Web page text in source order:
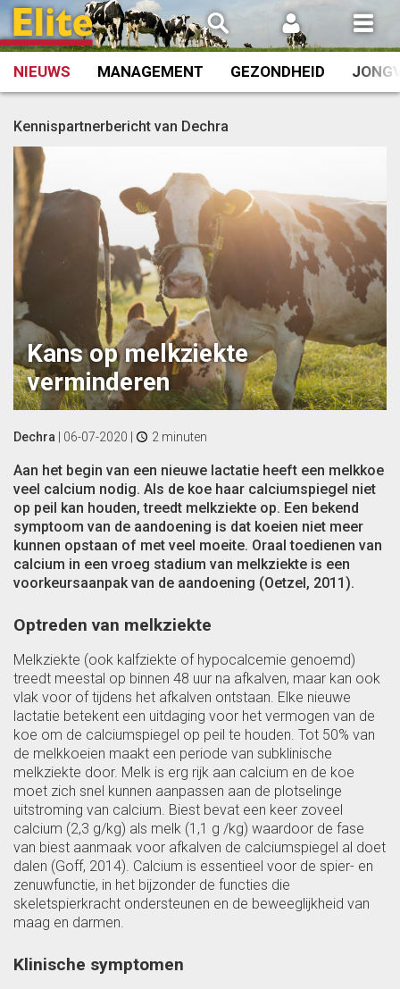
Spring
naar
inhoud
NIEUWS MANAGEMENT GEZONDHEID
Kennispartnerbericht van Dechra
Kans op melkziekte
verminderen
Dechra 06-07-2020 2 minuten
Aan het begin van een nieuwe lactatie heeft een melkkoe
veel calcium nodig. Als de koe haar calciumspiegel niet
op peil kan houden, treedt melkziekte op. Een bekend
symptoom van de aandoening is dat koeien niet meer
kunnen opstaan of met veel moeite. Oraal toedienen van
calcium in een vroeg stadium van melkziekte is een
voorkeursaanpak van de aandoening (Oetzel, 2011).
Optreden van melkziekte
Melkziekte (ook kalfziekte of hypocalcemie genoemd)
treedt meestal op binnen 48 uur na afkalven, maar kan ook
vlak voor of tijdens het afkalven ontstaan. Elke nieuwe
lactatie betekent een uitdaging voor het vermogen van de
koe om de calciumspiegel op peil te houden. Tot 50% van
de melkkoeien maakt een periode van subklinische
melkziekte door. Melk is erg rijk aan calcium en de koe
moet zich snel kunnen aanpassen aan de plotselinge
uitstroming van calcium. Biest bevat een keer zoveel
calcium (2,3 g/kg) als melk (1,1 g /kg) waardoor de fase
van biest aanmaak voor afkalven de calciumspiegel al doet
dalen (Goff, 2014). Calcium is essentieel voor de spier- en
zenuwfunctie, in het bijzonder de functies die
skeletspierkracht ondersteunen en de beweeglijkheid van
maag en darmen.
Klinische symptomen